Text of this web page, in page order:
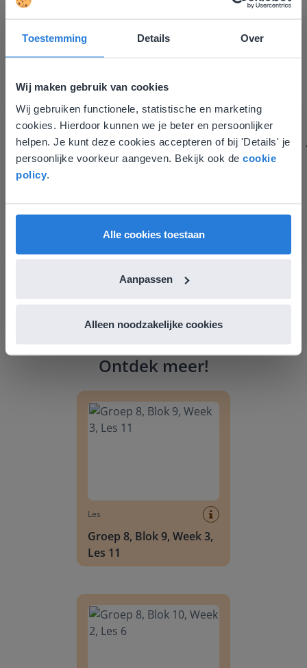
Toestemming Details Over
Wij maken gebruik van cookies
Wij gebruiken functionele, statistische en marketing
cookies. Hierdoor kunnen we je beter en persoonlijker
helpen. Je kunt deze cookies accepteren of bij 'Details' je
persoonlijke voorkeur aangeven. Bekijk ook de cookie
policy
Alle cookies toestaan
Aanpassen
Alleen noodzakelijke cookies
aantrekkelijker voor zowel de leerkracht als de
leerlingen. Bovendien bezorgt Gynzy me veel meer tijd
om echt elke leerling de nodige aandacht te geven.
Zinloos tijdsverlies van o.a. verbeteren en extra
werkblaadjes maken is definitief voorbij.
Juf Els
Ontdek meer!
Les
Groep 8, Blok 9, Week 3,
Les 11
Deze website komt niet
overeen met je locatie
Gezien je locatie, denken we dat je misschien
liever naar de website voor English gaat. Hier
English
Vlaanderen